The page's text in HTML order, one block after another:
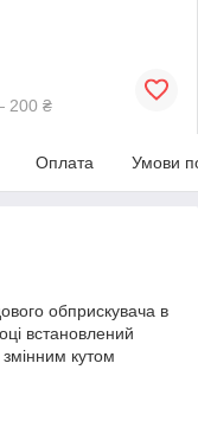
200 ₴
Оплата Умови
обприскувача в
встановлений
кутом